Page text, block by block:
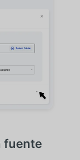
fuente